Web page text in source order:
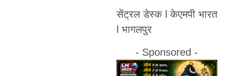
सेंट्रल डेस्क l केएमपी भारत
l भागलपुर
- Sponsored -